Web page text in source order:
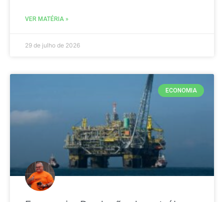
VER MATÉRIA »
29 de julho de 2026
ECONOMIA